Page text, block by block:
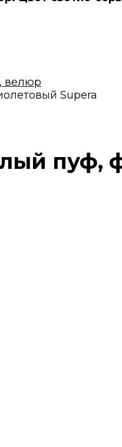
велюр
Supera
пуф,